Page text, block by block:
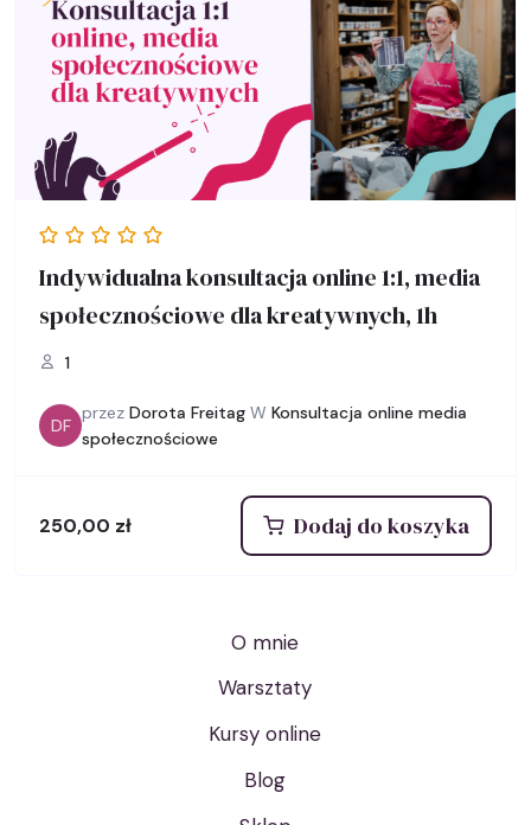
Indywidualna konsultacja online 1:1, media
społecznościowe dla kreatywnych, 1h
1
DF
przez Dorota Freitag W Konsultacja online media
społecznościowe
250,00 zł Dodaj do koszyka
O mnie
Warsztaty
Kursy online
Blog